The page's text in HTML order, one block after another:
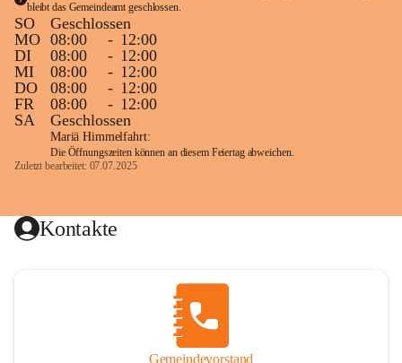
bleibt das Gemeindeamt geschlossen.
SO
Geschlossen
MO 08:00 - 12:00
DI
08:00 - 12:00
MI
08:00 - 12:00
DO
08:00 - 12:00
FR
08:00 - 12:00
SA
Geschlossen
Mariä Himmelfahrt:
Die Öffnungszeiten können an diesem Feiertag abweichen.
Zuletzt bearbeitet: 07.07.2025
Kontakte
Gemeindevorstand